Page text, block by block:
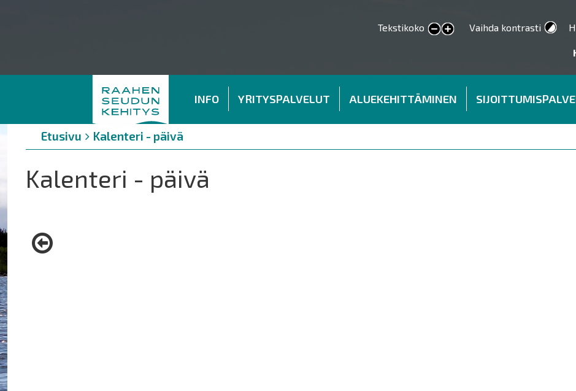
Tekstikoko
smaller text
larger text Vaihda kontrasti
INFO YRITYSPALVELUT ALUEKEHITTÄMINEN
Murupolku
You
are
Etusivu Kalenteri - päivä
Kalenteri - päivä